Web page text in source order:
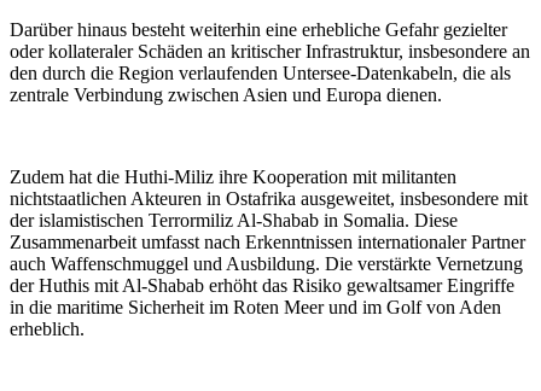
Darüber hinaus besteht weiterhin eine erhebliche Gefahr gezielter
oder kollateraler Schäden an kritischer Infrastruktur, insbesondere an
den durch die Region verlaufenden Untersee-Datenkabeln, die als
zentrale Verbindung zwischen Asien und Europa dienen.
Zudem hat die Huthi-Miliz ihre Kooperation mit militanten
nichtstaatlichen Akteuren in Ostafrika ausgeweitet, insbesondere mit
der islamistischen Terrormiliz Al-Shabab in Somalia. Diese
Zusammenarbeit umfasst nach Erkenntnissen internationaler Partner
auch Waffenschmuggel und Ausbildung. Die verstärkte Vernetzung
der Huthis mit Al-Shabab erhöht das Risiko gewaltsamer Eingriffe
in die maritime Sicherheit im Roten Meer und im Golf von Aden
erheblich.